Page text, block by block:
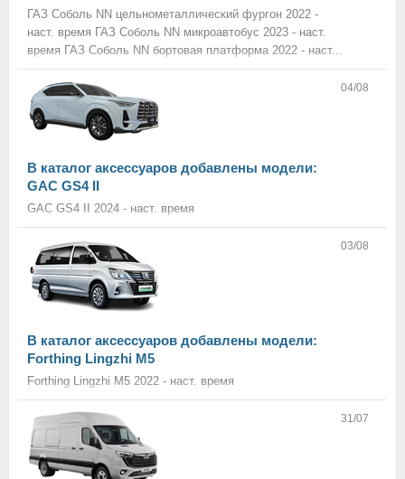
ГАЗ Соболь NN цельнометаллический фургон 2022 -
наст. время ГАЗ Соболь NN микроавтобус 2023 - наст.
время ГАЗ Соболь NN бортовая платформа 2022 - наст...
04/08
В каталог аксессуаров добавлены модели:
GAC GS4 II
GAC GS4 II 2024 - наст. время
03/08
В каталог аксессуаров добавлены модели:
Forthing Lingzhi M5
Forthing Lingzhi M5 2022 - наст. время
31/07